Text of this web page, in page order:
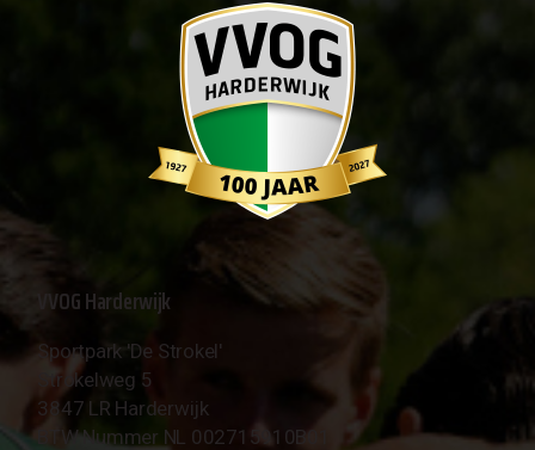
VVOG Harderwijk
Sportpark 'De Strokel'
Strokelweg 5
3847 LR Harderwijk
BTW Nummer NL 002715910B01